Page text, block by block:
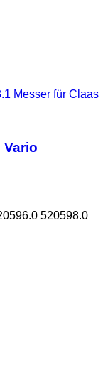
Messer für Claas
Vario
520598.0